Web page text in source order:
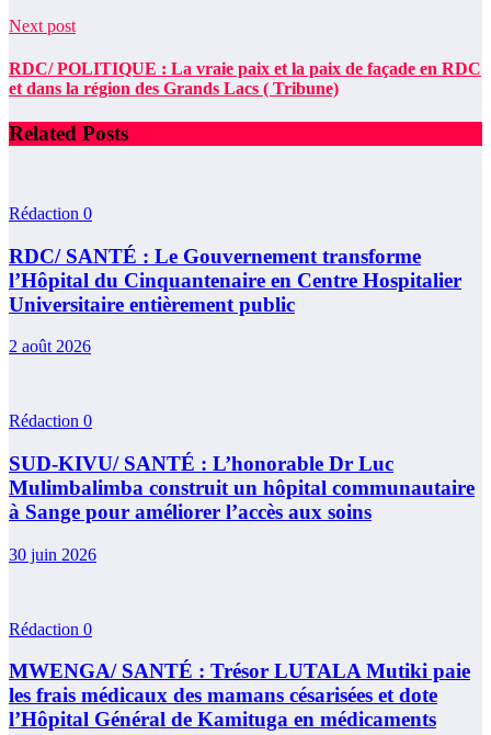
Next post
RDC/ POLITIQUE : La vraie paix et la paix de façade en RDC
et dans la région des Grands Lacs ( Tribune)
Related Posts
Rédaction 0
RDC/ SANTÉ : Le Gouvernement transforme
l’Hôpital du Cinquantenaire en Centre Hospitalier
Universitaire entièrement public
2 août 2026
Rédaction 0
SUD-KIVU/ SANTÉ : L’honorable Dr Luc
Mulimbalimba construit un hôpital communautaire
à Sange pour améliorer l’accès aux soins
30 juin 2026
Rédaction 0
MWENGA/ SANTÉ : Trésor LUTALA Mutiki paie
les frais médicaux des mamans césarisées et dote
l’Hôpital Général de Kamituga en médicaments